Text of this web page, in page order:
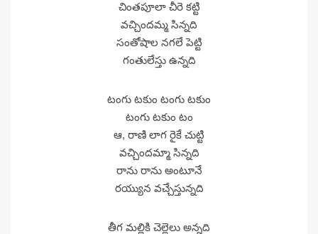
చింతపూలా చీరె కట్టి
వచ్చిందమ్మ సిన్నది
సంతోషాల నగలే పెట్టి
గంతులేస్తు ఉన్నది
టంగు టకుం టంగు టకుం
టంగు టకుం టం
ఆ, రాణి లాగ రైకే చుట్టి
వచ్చిందమ్మా సిన్నది
రాను రాను అంటూనే
రయ్యున వచ్చేస్తున్నది
తీగ మల్లికి చెల్లెలు అన్నది